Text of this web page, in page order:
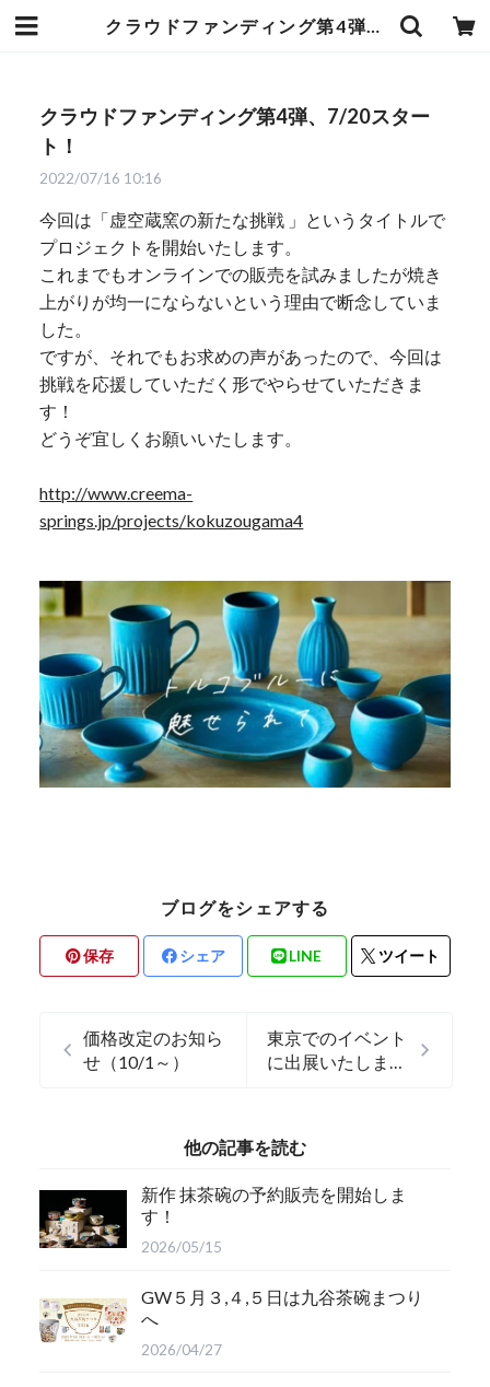
クラウドファンディング第4弾、7/20スタート！ | 虚空蔵窯｜石川県能美市の九谷焼の窯元。九谷焼の製造販売（通販）を行っております。
クラウドファンディング第4弾、7/20スター
ト！
2022/07/16 10:16
今回は「虚空蔵窯の新たな挑戦 」というタイトルで
プロジェクトを開始いたします。
これまでもオンラインでの販売を試みましたが焼き
上がりが均一にならないという理由で断念していま
した。
ですが、それでもお求めの声があったので、今回は
挑戦を応援していただく形でやらせていただきま
す！
どうぞ宜しくお願いいたします。
http://www.creema-
springs.jp/projects/kokuzougama4
ブログをシェアする
保存 シェア LINE ツイート
価格改定のお知ら
せ（10/1～）
東京でのイベント
に出展いたしま
他の記事を読む
新作 抹茶碗の予約販売を開始しま
す！
2026/05/15
GW５月３,４,５日は九谷茶碗まつり
へ
2026/04/27